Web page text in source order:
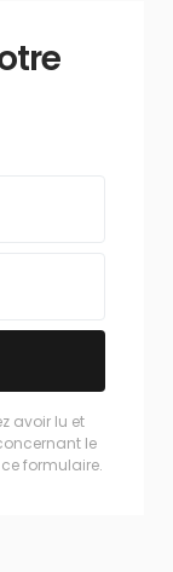
avoir lu et
le
formulaire.